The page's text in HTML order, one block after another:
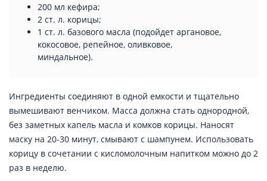
200 мл кефира;
2 ст. л. корицы;
1 ст. л. базового масла (подойдет аргановое,
кокосовое, репейное, оливковое,
миндальное).
Ингредиенты соединяют в одной емкости и тщательно
вымешивают венчиком. Масса должна стать однородной,
без заметных капель масла и комков корицы. Наносят
маску на 20-30 минут, смывают с шампунем. Использовать
корицу в сочетании с кисломолочным напитком можно до 2
раз в неделю.